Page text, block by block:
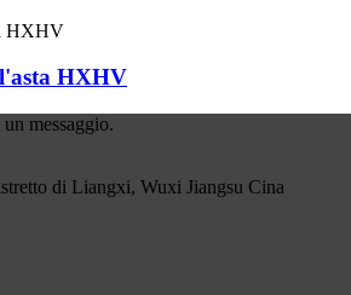
HXHV
messaggio.
di Liangxi, Wuxi Jiangsu Cina